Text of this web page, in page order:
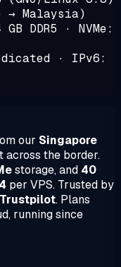
→ Malaysia)
DDR5 · NVMe:
· IPv6:
our Singapore
across the border.
storage, and 40
per VPS. Trusted by
. Plans
running since